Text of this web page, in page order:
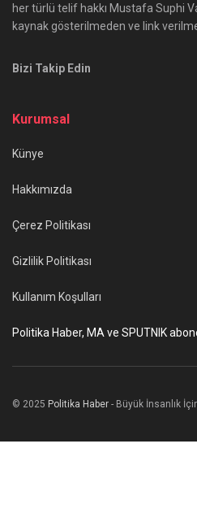
her türlü telif hakkı Mustafa Suphi
kaynak gösterilmeden ve link
Bizi Takip Edin
Kurumsal
Künye
Hakkımızda
Çerez Politikası
Gizlilik Politikası
Kullanım Koşulları
Politika Haber, MA ve SPUTNIK
© 2025 Politika Haber - Büyük İnsanlık